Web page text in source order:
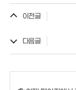
이전글
다음글